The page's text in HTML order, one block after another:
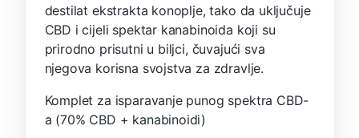
destilat ekstrakta konoplje, tako da uključuje
CBD i cijeli spektar kanabinoida koji su
prirodno prisutni u biljci, čuvajući sva
njegova korisna svojstva za zdravlje.
Komplet za isparavanje punog spektra CBD-
a (70% CBD + kanabinoidi)